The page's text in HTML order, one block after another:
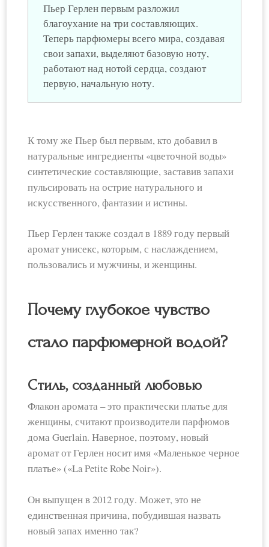
Пьер Герлен первым разложил
благоухание на три составляющих.
Теперь парфюмеры всего мира, создавая
свои запахи, выделяют базовую ноту,
работают над нотой сердца, создают
первую, начальную ноту.
К тому же Пьер был первым, кто добавил в
натуральные ингредиенты «цветочной воды»
синтетические составляющие, заставив запахи
пульсировать на острие натурального и
искусственного, фантазии и истины.
Пьер Герлен также создал в 1889 году первый
аромат унисекс, которым, с наслаждением,
пользовались и мужчины, и женщины.
Почему глубокое чувство
стало парфюмерной водой?
Стиль, созданный любовью
Флакон аромата – это практически платье для
женщины, считают производители парфюмов
дома Guerlain. Наверное, поэтому, новый
аромат от Герлен носит имя «Маленькое черное
платье» («La Petite Robe Noir»).
Он выпущен в 2012 году. Может, это не
единственная причина, побудившая назвать
новый запах именно так?